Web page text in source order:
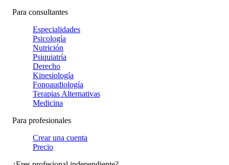
Para consultantes
Especialidades
Psicología
Nutrición
Psiquiatría
Derecho
Kinesiología
Fonoaudiología
Terapias Alternativas
Medicina
Para profesionales
Crear una cuenta
Precio